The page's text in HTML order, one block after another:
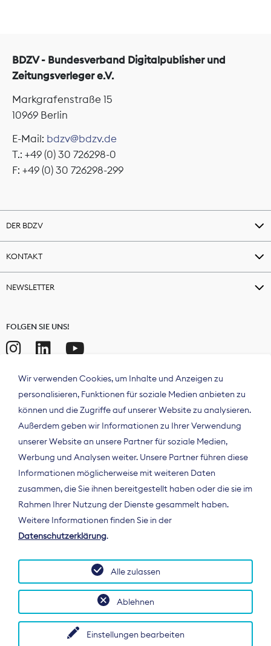
BDZV - Bundesverband Digitalpublisher und
Zeitungsverleger e.V.
Markgrafenstraße 15
10969 Berlin
E-Mail: bdzv@bdzv.de
T.: +49 (0) 30 726298-0
F: +49 (0) 30 726298-299
DER BDZV
KONTAKT
NEWSLETTER
FOLGEN SIE UNS!
Der Bundesverband Digitalpublisher und
Zeitungsverleger (BDZV) vertritt als
Spitzenorganisation die Interessen der
Deutschland und auf EU-Ebene.
Wir verwenden Cookies, um Inhalte und Anzeigen zu
personalisieren, Funktionen für soziale Medien anbieten zu
können und die Zugriffe auf unserer Website zu analysieren.
Außerdem geben wir Informationen zu Ihrer Verwendung
unserer Website an unsere Partner für soziale Medien,
Werbung und Analysen weiter. Unsere Partner führen diese
Informationen möglicherweise mit weiteren Daten
zusammen, die Sie ihnen bereitgestellt haben oder die sie im
Rahmen Ihrer Nutzung der Dienste gesammelt haben.
Weitere Informationen finden Sie in der
Datenschutzerklärung.
Einstellungen bearbeiten
Ablehnen
Alle zulassen